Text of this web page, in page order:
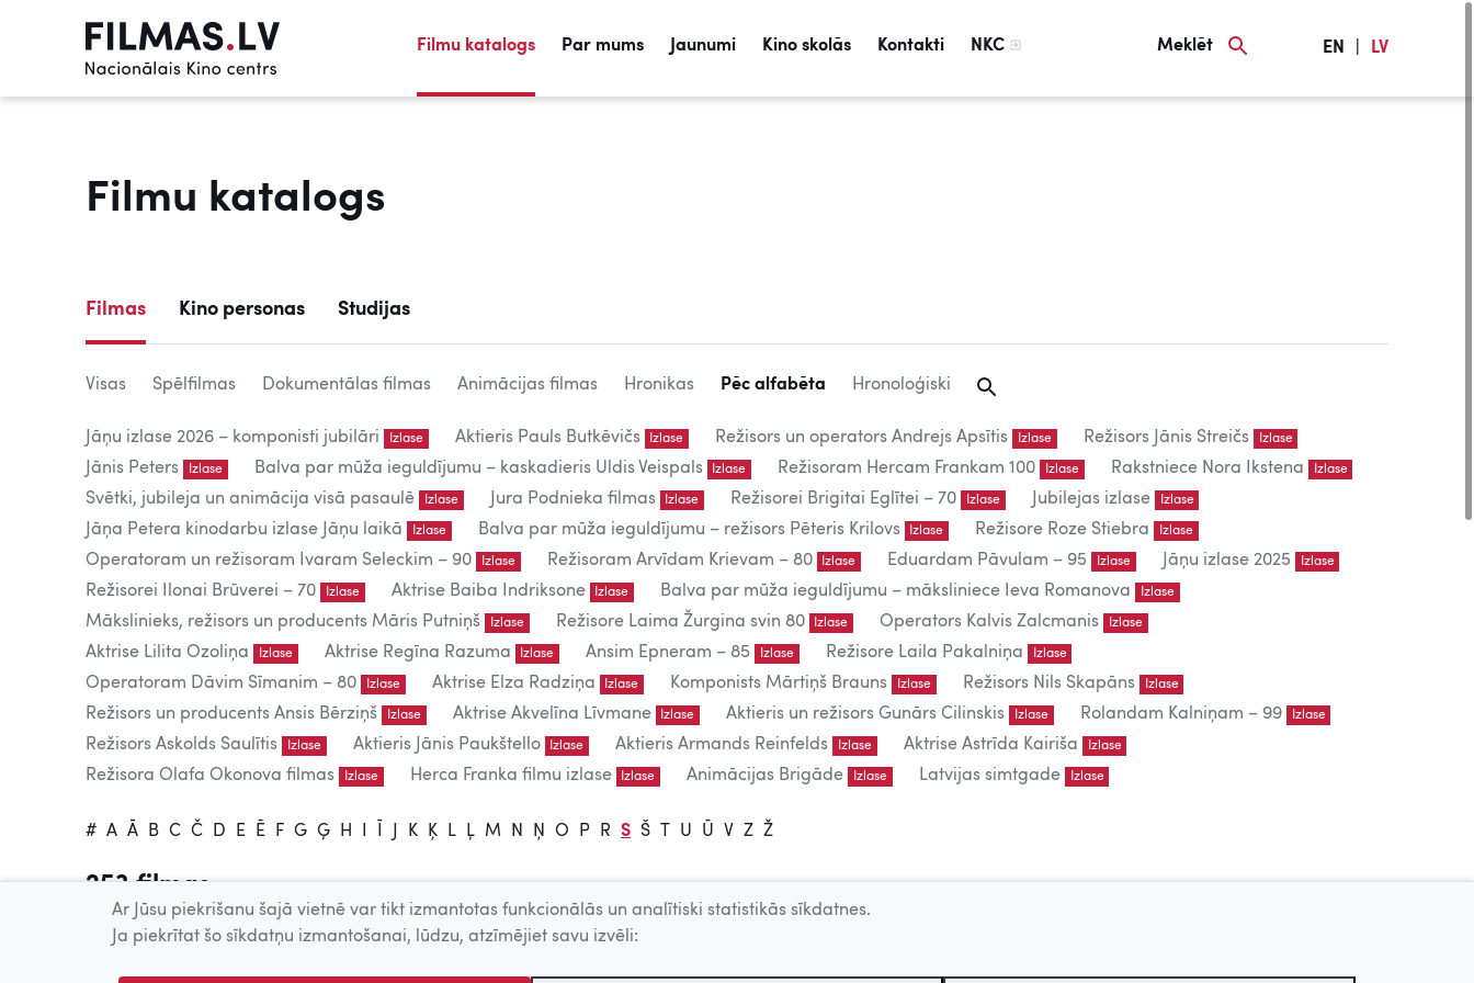
Filmu katalogs Par mums Jaunumi Kino skolās Kontakti NKC Meklēt EN LV
Filmu katalogs
Filmas Kino personas Studijas
Visas Spēlfilmas Dokumentālas filmas Animācijas filmas Hronikas Pēc alfabēta Hronoloģiski
Jāņu izlase 2026 – komponisti jubilāri Izlase Aktieris Pauls Butkēvičs Izlase Režisors un operators Andrejs Apsītis Izlase Režisors Jānis Streičs Izlase
Jānis Peters Izlase Balva par mūža ieguldījumu – kaskadieris Uldis Veispals Izlase Režisoram Hercam Frankam 100 Izlase Rakstniece Nora Ikstena Izlase
Svētki, jubileja un animācija visā pasaulē Izlase Jura Podnieka filmas Izlase Režisorei Brigitai Eglītei – 70 Izlase Jubilejas izlase Izlase
Jāņa Petera kinodarbu izlase Jāņu laikā Izlase Balva par mūža ieguldījumu – režisors Pēteris Krilovs Izlase Režisore Roze Stiebra Izlase
Operatoram un režisoram Ivaram Seleckim – 90 Izlase Režisoram Arvīdam Krievam – 80 Izlase Eduardam Pāvulam – 95 Izlase Jāņu izlase 2025 Izlase
Režisorei Ilonai Brūverei – 70 Izlase Aktrise Baiba Indriksone Izlase Balva par mūža ieguldījumu – māksliniece Ieva Romanova Izlase
Mākslinieks, režisors un producents Māris Putniņš Izlase Režisore Laima Žurgina svin 80 Izlase Operators Kalvis Zalcmanis Izlase
Aktrise Lilita Ozoliņa Izlase Aktrise Regīna Razuma Izlase Ansim Epneram – 85 Izlase Režisore Laila Pakalniņa Izlase
Operatoram Dāvim Sīmanim – 80 Izlase Aktrise Elza Radziņa Izlase Komponists Mārtiņš Brauns Izlase Režisors Nils Skapāns Izlase
Režisors un producents Ansis Bērziņš Izlase Aktrise Akvelīna Līvmane Izlase Aktieris un režisors Gunārs Cilinskis Izlase Rolandam Kalniņam – 99 Izlase
Režisors Askolds Saulītis Izlase Aktieris Jānis Paukštello Izlase Aktieris Armands Reinfelds Izlase Aktrise Astrīda Kairiša Izlase
Režisora Olafa Okonova filmas Izlase Herca Franka filmu izlase Izlase Animācijas Brigāde Izlase Latvijas simtgade Izlase
# A Ā B C Č D E Ē F G Ģ H K Ķ L Ļ M N Ņ O P R S Š U Ū V Z Ž
253 filmas
Tiešsaistē publicētās filmas paredzētas tikai individuālai lietošanai.
Publiskai demonstrēšanai nepieciešama tiesību īpašnieku – producentu, AKKA/LAA u.c. atļaujas.
Ar Jūsu piekrišanu šajā vietnē var tikt izmantotas funkcionālās un analītiski statistikās sīkdatnes.
Ja piekrītat šo sīkdatņu izmantošanai, lūdzu, atzīmējiet savu izvēli: